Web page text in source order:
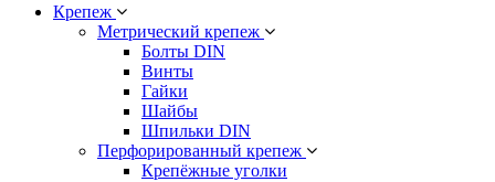
Крепеж
Метрический крепеж
Болты DIN
Винты
Гайки
Шайбы
Шпильки DIN
Перфорированный крепеж
Крепёжные уголки